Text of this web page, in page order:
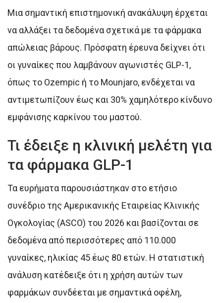
Μια σημαντική επιστημονική ανακάλυψη έρχεται
να αλλάξει τα δεδομένα σχετικά με τα φάρμακα
απώλειας βάρους. Πρόσφατη έρευνα δείχνει ότι
οι γυναίκες που λαμβάνουν αγωνιστές GLP-1,
όπως το Ozempic ή το Mounjaro, ενδέχεται να
αντιμετωπίζουν έως και 30% χαμηλότερο κίνδυνο
εμφάνισης καρκίνου του μαστού.
Τι έδειξε η κλινική μελέτη για
τα φάρμακα GLP-1
Τα ευρήματα παρουσιάστηκαν στο ετήσιο
συνέδριο της Αμερικανικής Εταιρείας Κλινικής
Ογκολογίας (ASCO) του 2026 και βασίζονται σε
δεδομένα από περισσότερες από 110.000
γυναίκες, ηλικίας 45 έως 80 ετών. Η στατιστική
ανάλυση κατέδειξε ότι η χρήση αυτών των
φαρμάκων συνδέεται με σημαντικά οφέλη,